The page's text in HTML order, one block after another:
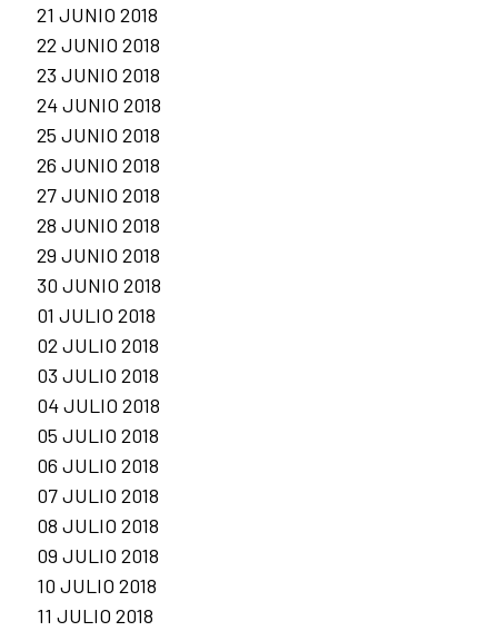
21 JUNIO 2018
22 JUNIO 2018
23 JUNIO 2018
24 JUNIO 2018
25 JUNIO 2018
26 JUNIO 2018
27 JUNIO 2018
28 JUNIO 2018
29 JUNIO 2018
30 JUNIO 2018
01 JULIO 2018
02 JULIO 2018
03 JULIO 2018
04 JULIO 2018
05 JULIO 2018
06 JULIO 2018
07 JULIO 2018
08 JULIO 2018
09 JULIO 2018
10 JULIO 2018
11 JULIO 2018